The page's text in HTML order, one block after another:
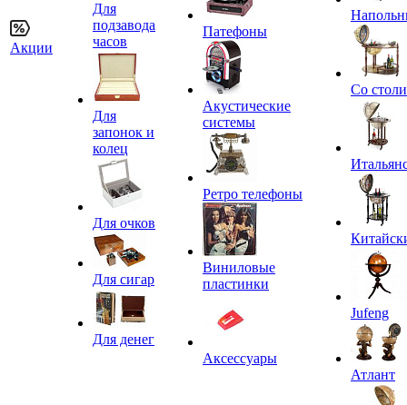
Акции
Для
подзавода
часов
Для
запонок и
колец
Для очков
Для сигар
Для денег
Патефоны
Акустические
системы
Ретро телефоны
Виниловые
пластинки
Аксессуары
Со
Jufeng
Атлант